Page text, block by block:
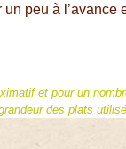
peu à l’avance
et pour un
des plats